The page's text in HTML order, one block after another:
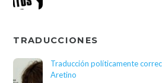
TRADUCCIONES
Traducción políticamente
Aretino